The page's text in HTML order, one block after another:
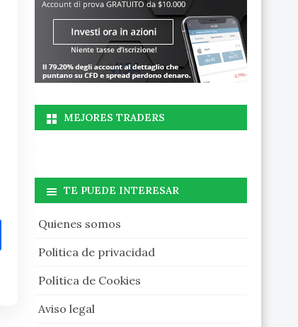
MEJORES TRADERS
TE PUEDE INTERESAR
Quienes somos
Politica de privacidad
Política de Cookies
Aviso legal